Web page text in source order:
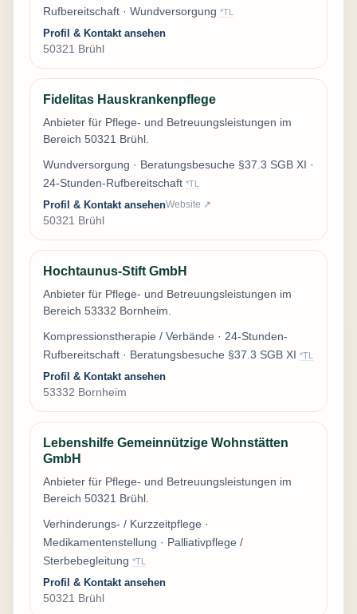
Rufbereitschaft · Wundversorgung *TL
Profil & Kontakt ansehen
50321 Brühl
Fidelitas Hauskrankenpflege
Anbieter für Pflege- und Betreuungsleistungen im
Bereich 50321 Brühl.
Wundversorgung · Beratungsbesuche §37.3 SGB XI ·
24-Stunden-Rufbereitschaft *TL
Profil & Kontakt ansehenWebsite ↗
50321 Brühl
Hochtaunus-Stift GmbH
Anbieter für Pflege- und Betreuungsleistungen im
Bereich 53332 Bornheim.
Kompressionstherapie / Verbände · 24-Stunden-
Rufbereitschaft · Beratungsbesuche §37.3 SGB XI *TL
Profil & Kontakt ansehen
53332 Bornheim
Lebenshilfe Gemeinnützige Wohnstätten
GmbH
Anbieter für Pflege- und Betreuungsleistungen im
Bereich 50321 Brühl.
Verhinderungs- / Kurzzeitpflege ·
Medikamentenstellung · Palliativpflege /
Sterbebegleitung *TL
Profil & Kontakt ansehen
50321 Brühl